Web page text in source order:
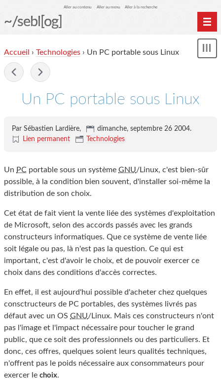
Aller au contenu Aller au menu Aller à la recherche
~/sebl[og]
Archives
Accueil › Technologies › Un PC portable sous Linux
Un PC portable sous Linux
Par Sébastien Lardière, dimanche, septembre 26 2004.
Lien permanent
Technologies
Un PC portable sous un système GNU/Linux, c'est bien-sûr
possible, à la condition bien souvent, d'installer soi-même la
distribution de son choix.
Cet état de fait vient la vente liée des systèmes d'exploitation
de Microsoft, selon des accords passés avec les grands
constructeurs informatiques. Que ce système de vente liée
soit légale ou pas, là n'est pas la question. Ce qui est
important, c'est d'avoir le choix, et de pouvoir exercer ce
choix dans des conditions d'accès correctes.
En effet, il est aujourd'hui possible d'acheter chez quelques
consctructeurs de PC portables, des systèmes livrés pas
défaut avec un OS GNU/Linux. Mais ces constructeurs n'ont
pas l'image et l'impact nécessaire pour toucher le grand
public, que ce soit des professionnels ou des particuliers. Et
donc, ces offres, quelques soient leurs qualités techniques,
n'offrent pas le poids nécessaire aux consommateurs pour
exercer le choix.